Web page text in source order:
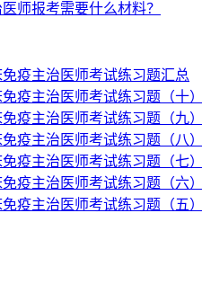
师报考需要什么材料？
免疫主治医师考试练习题汇总
疫主治医师考试练习题（十）
疫主治医师考试练习题（九）
疫主治医师考试练习题（八）
疫主治医师考试练习题（七）
疫主治医师考试练习题（六）
疫主治医师考试练习题（五）